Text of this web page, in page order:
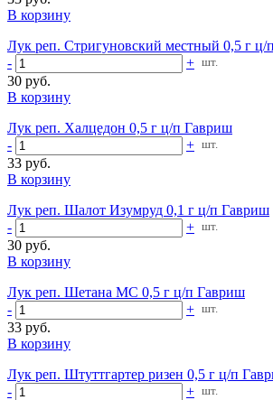
В корзину
Лук реп. Стригуновский местный 0,5 г ц/
-
+ шт.
30 руб.
В корзину
Лук реп. Халцедон 0,5 г ц/п Гавриш
-
+ шт.
33 руб.
В корзину
Лук реп. Шалот Изумруд 0,1 г ц/п Гавриш
-
+ шт.
30 руб.
В корзину
Лук реп. Шетана МС 0,5 г ц/п Гавриш
-
+ шт.
33 руб.
В корзину
Лук реп. Штуттгартер ризен 0,5 г ц/п
-
+ шт.